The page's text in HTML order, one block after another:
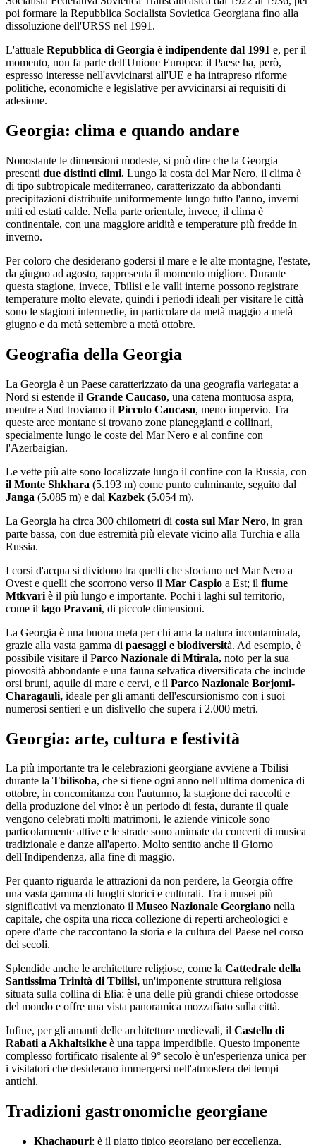
poi formare la Repubblica Socialista Sovietica Georgiana fino alla
dissoluzione dell'URSS nel 1991.
L'attuale Repubblica di Georgia è indipendente dal 1991 e, per il
momento, non fa parte dell'Unione Europea: il Paese ha, però,
espresso interesse nell'avvicinarsi all'UE e ha intrapreso riforme
politiche, economiche e legislative per avvicinarsi ai requisiti di
adesione.
Georgia: clima e quando andare
Nonostante le dimensioni modeste, si può dire che la Georgia
presenti due distinti climi. Lungo la costa del Mar Nero, il clima è
di tipo subtropicale mediterraneo, caratterizzato da abbondanti
precipitazioni distribuite uniformemente lungo tutto l'anno, inverni
miti ed estati calde. Nella parte orientale, invece, il clima è
continentale, con una maggiore aridità e temperature più fredde in
inverno.
Per coloro che desiderano godersi il mare e le alte montagne, l'estate,
da giugno ad agosto, rappresenta il momento migliore. Durante
questa stagione, invece, Tbilisi e le valli interne possono registrare
temperature molto elevate, quindi i periodi ideali per visitare le città
sono le stagioni intermedie, in particolare da metà maggio a metà
giugno e da metà settembre a metà ottobre.
Geografia della Georgia
La Georgia è un Paese caratterizzato da una geografia variegata: a
Nord si estende il Grande Caucaso, una catena montuosa aspra,
mentre a Sud troviamo il Piccolo Caucaso, meno impervio. Tra
queste aree montane si trovano zone pianeggianti e collinari,
specialmente lungo le coste del Mar Nero e al confine con
l'Azerbaigian.
Le vette più alte sono localizzate lungo il confine con la Russia, con
il Monte Shkhara (5.193 m) come punto culminante, seguito dal
Janga (5.085 m) e dal Kazbek (5.054 m).
La Georgia ha circa 300 chilometri di costa sul Mar Nero, in gran
parte bassa, con due estremità più elevate vicino alla Turchia e alla
Russia.
I corsi d'acqua si dividono tra quelli che sfociano nel Mar Nero a
Ovest e quelli che scorrono verso il Mar Caspio a Est; il fiume
Mtkvari è il più lungo e importante. Pochi i laghi sul territorio,
come il lago Pravani, di piccole dimensioni.
La Georgia è una buona meta per chi ama la natura incontaminata,
grazie alla vasta gamma di paesaggi e biodiversità. Ad esempio, è
possibile visitare il Parco Nazionale di Mtirala, noto per la sua
piovosità abbondante e una fauna selvatica diversificata che include
orsi bruni, aquile di mare e cervi, e il Parco Nazionale Borjomi-
Charagauli, ideale per gli amanti dell'escursionismo con i suoi
numerosi sentieri e un dislivello che supera i 2.000 metri.
Georgia: arte, cultura e festività
La più importante tra le celebrazioni georgiane avviene a Tbilisi
durante la Tbilisoba, che si tiene ogni anno nell'ultima domenica di
ottobre, in concomitanza con l'autunno, la stagione dei raccolti e
della produzione del vino: è un periodo di festa, durante il quale
vengono celebrati molti matrimoni, le aziende vinicole sono
particolarmente attive e le strade sono animate da concerti di musica
tradizionale e danze all'aperto. Molto sentito anche il Giorno
dell'Indipendenza, alla fine di maggio.
Per quanto riguarda le attrazioni da non perdere, la Georgia offre
una vasta gamma di luoghi storici e culturali. Tra i musei più
significativi va menzionato il Museo Nazionale Georgiano nella
capitale, che ospita una ricca collezione di reperti archeologici e
opere d'arte che raccontano la storia e la cultura del Paese nel corso
dei secoli.
Splendide anche le architetture religiose, come la Cattedrale della
Santissima Trinità di Tbilisi, un'imponente struttura religiosa
situata sulla collina di Elia: è una delle più grandi chiese ortodosse
del mondo e offre una vista panoramica mozzafiato sulla città.
Infine, per gli amanti delle architetture medievali, il Castello di
Rabati a Akhaltsikhe è una tappa imperdibile. Questo imponente
complesso fortificato risalente al 9° secolo è un'esperienza unica per
i visitatori che desiderano immergersi nell'atmosfera dei tempi
antichi.
Tradizioni gastronomiche georgiane
Khachapuri: è il piatto tipico georgiano per eccellenza,